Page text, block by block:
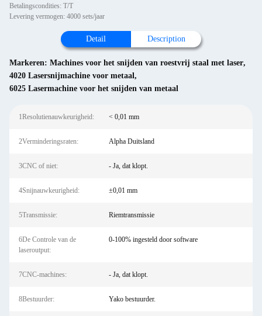
Betalingscondities: T/T
Levering vermogen: 4000 sets/jaar
Detail Description
Markeren: Machines voor het snijden van roestvrij staal met laser,
4020 Lasersnijmachine voor metaal,
6025 Lasermachine voor het snijden van metaal
1Resolutienauwkeurigheid: < 0,01 mm
2Verminderingsraten: Alpha Duitsland
3CNC of niet: - Ja, dat klopt.
4Snijnauwkeurigheid: ±0,01 mm
5Transmissie: Riemtransmissie
6De Controle van de
laseroutput:
0-100% ingesteld door software
7CNC-machines: - Ja, dat klopt.
8Bestuurder: Yako bestuurder.